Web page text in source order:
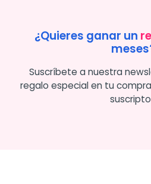
¿Quieres ganar un
Suscríbete a nuestra
regalo especial en tu